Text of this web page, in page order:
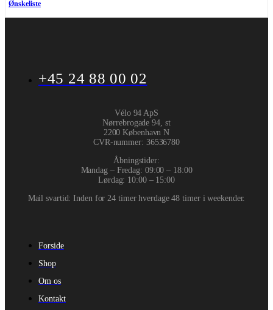
Ønskeliste
+45 24 88 00 02
Vélo 94 ApS
Nørrebrogade 94, st
2200 København N
CVR-nummer: 36536780
Åbningstider:
Mandag – Fredag: 09:00 – 18:00
Lørdag: 10:00 – 15:00
Mail svartid: Inden for 24 timer hverdage 48 timer i weekender.
Forside
Shop
Om os
Kontakt